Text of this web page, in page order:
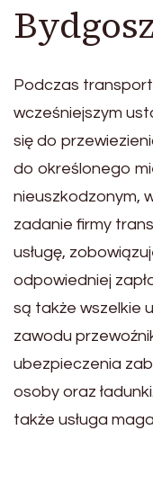
Podczas
wcześniejszym
się do
do określonego
nieuszkodzonym,
zadanie firmy
usługę,
odpowiedniej
są także wszelkie
zawodu
ubezpieczenia
osoby oraz
także usługa